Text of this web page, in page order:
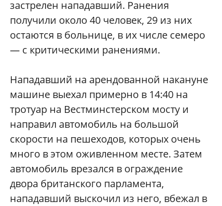
застрелен нападавший. Ранения
получили около 40 человек, 29 из них
остаются в больнице, в их числе семеро
— с критическими ранениями.
Нападавший на арендованной накануне
машине выехал примерно в 14:40 на
тротуар на Вестминстерском мосту и
направил автомобиль на большой
скорости на пешеходов, которых очень
много в этом оживленном месте. Затем
автомобиль врезался в ограждение
двора британского парламента,
нападавший выскочил из него, вбежал в